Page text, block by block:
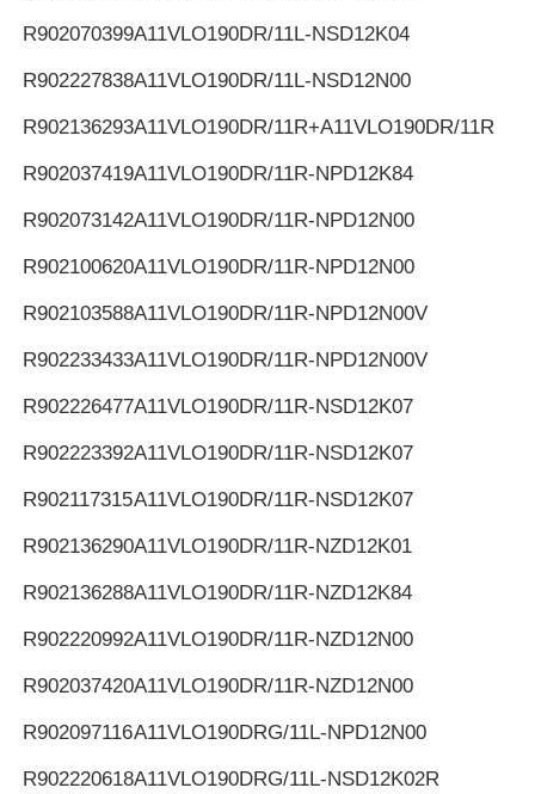
อุปกรณ์เสริมกรอง Rexroth
วาล์วไฮดรอลิก YUKEN
R902070399A11VLO190DR/11L-NSD12K04
R902227838A11VLO190DR/11L-NSD12N00
R902136293A11VLO190DR/11R+A11VLO190DR/11R
R902037419A11VLO190DR/11R-NPD12K84
R902073142A11VLO190DR/11R-NPD12N00
R902100620A11VLO190DR/11R-NPD12N00
R902103588A11VLO190DR/11R-NPD12N00V
R902233433A11VLO190DR/11R-NPD12N00V
R902226477A11VLO190DR/11R-NSD12K07
R902223392A11VLO190DR/11R-NSD12K07
R902117315A11VLO190DR/11R-NSD12K07
R902136290A11VLO190DR/11R-NZD12K01
R902136288A11VLO190DR/11R-NZD12K84
R902220992A11VLO190DR/11R-NZD12N00
R902037420A11VLO190DR/11R-NZD12N00
R902097116A11VLO190DRG/11L-NPD12N00
R902220618A11VLO190DRG/11L-NSD12K02R